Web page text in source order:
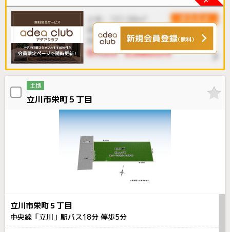
土地
立川市栄町５丁目
立川市栄町５丁目
中央線「立川」駅バス18分 停歩5分